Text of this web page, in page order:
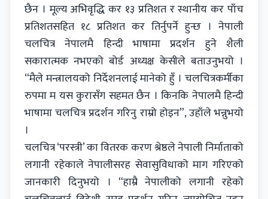
छैन । मूल्य अभिवृद्धि कर १३ प्रतिशत र स्थानीय कर पाँच
प्रतिशतसहित १८ प्रतिशत कर तिर्नुपर्ने हुन्छ । नेपाली
चलचित्र नेपालमै हिन्दी भाषामा प्रदर्शन हुने शैली
सकारात्मक नभएको बोर्ड अध्यक्ष केसीले बताउनुभयो ।
“मैले मन्त्रालयको निर्देशनलाई मानेको हुँ । चलचित्रकर्मीका
रुपमा म यस कुरासँग सहमत छैन । किनकि नेपालमै हिन्दी
भाषामा चलचित्र प्रदर्शन गरिनु राम्रो होइन”, उहाँले भन्नुभयो
।
चलचित्र ‘परस्त्री’ का वितरक करण श्रेष्ठले नेपाली निर्माताको
लगानी रहेकाले नेपालीसरह सेवासुविधाको माग गरिएको
जानकारी दिनुभयो । “हाम्रै नेपालीको लगानी रहेको